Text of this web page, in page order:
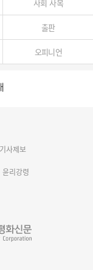
사회 사목
출판
오피니언
수상작 발표
기사제보
윤리강령